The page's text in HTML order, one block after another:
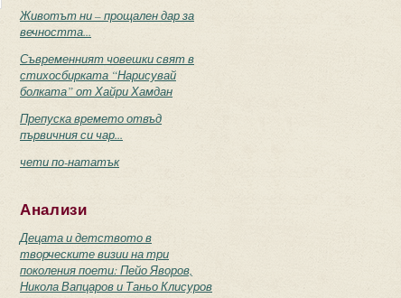
Животът ни – прощален дар за
вечността...
Съвременният човешки свят в
стихосбирката “Нарисувай
болката” от Хайри Хамдан
Препуска времето отвъд
първичния си чар...
чети по-нататък
Анализи
Децата и детството в
творческите визии на три
поколения поети: Пейо Яворов,
Никола Вапцаров и Таньо Клисуров